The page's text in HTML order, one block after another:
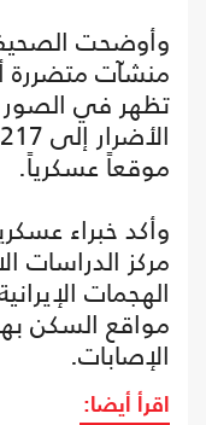
منشآت
تظهر في الصور
موقعاً عسكرياً.
وأكد خبراء
مركز الدراسات
الهجمات
مواقع السكن
الإصابات.
اقرأ أيضا: